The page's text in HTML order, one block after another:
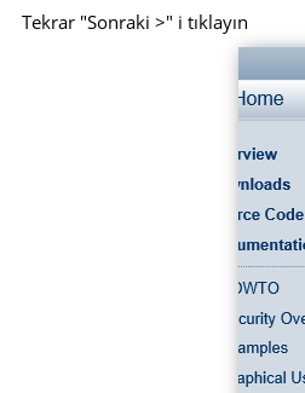
Tekrar "Sonraki >" i tıklayın